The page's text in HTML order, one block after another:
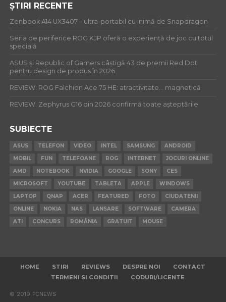
ȘTIRI RECENTE
Zenbook A14 UX3407 – ultra-portabil cu inimă de Snapdragon
Seria de periferice ROG KJP oferă o experiență de joc cu totul
specială
ASUS și Republic of Gamers câștigă 43 de premii Red Dot
pentru design de produs în 2026
REVIEW: ROG Falchion Ace 75 HE: atractivitate… magnetică
REVIEW: Zephyrus G16 din 2026 confirmă toate așteptările
SUBIECTE
ASUS TELEFON VIDEO INTEL SAMSUNG
ANDROID
MOBIL
FUN TELEFOANE ROG INTERNET
JOCURI ONLINE
AMD
NOTEBOOK NVIDIA GOOGLE SONY
CES
MICROSOFT
YOUTUBE TABLETA APPLE
WINDOWS
LAPTOP
QNAP ACER FEATURED FOTO
CIUDATENII
ONLINE
NOKIA NAS LANSARE SOFTWARE
CAMERA
ATI
CONCURS ROMÂNIA GRATUIT MOUSE
HOME STIRI REVIEWS DESPRE NOI
CONTACT
TERMENI SI CONDITII
CODURI/LICENTE
© 2019 PCNEWS